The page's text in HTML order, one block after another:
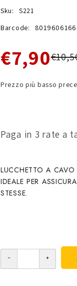
Sku:
S221
Barcode:
€7,90
Prezzo più basso
Paga in 3 rate a
LUCCHETTO A
IDEALE PER
STESSE.